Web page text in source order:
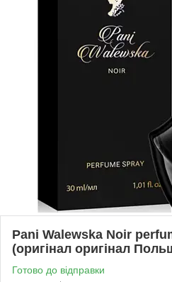
Pani Walewska Noir
(оригінал оригінал
Готово до відправки